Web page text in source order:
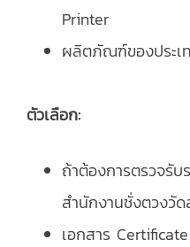
Printer
ผลิตภัณฑ์ของประเ
ตัวเลือก:
ถ้าต้องการตรวจรั
สำนักงานชั่งตวงวัด
เอกสาร